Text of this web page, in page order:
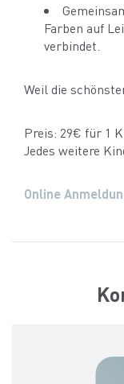
Farben auf
verbindet.
Weil die
Preis: 29€ für 1
Jedes weitere
Online